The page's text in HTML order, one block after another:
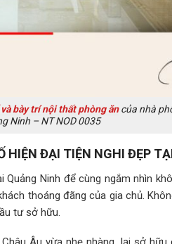
bày trí nội thất phòng ăncủa nhà
Ninh – NT NOD 0035
HIỆN ĐẠI TIỆN NGHI ĐẸP
Ninh để cùng ngắm nhìn
thoáng đãng của gia chủ.
tư sở hữu.